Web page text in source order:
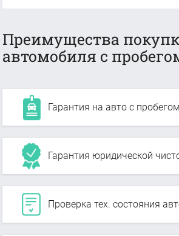
Преимущества
автомобиля с
Гарантия на авто с пробегом
Гарантия юридической
Проверка тех. состояния